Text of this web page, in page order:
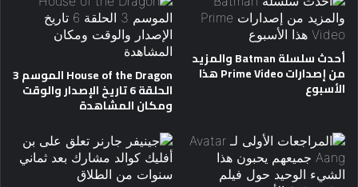
أحدث سلسلة Batman والمزيد
من إصدارات Prime Video هذا
الأسبوع
House of the Dragon الموسم 3
الحلقة 6 تاريخ الإصدار والوقت
ومكان المشاهدة